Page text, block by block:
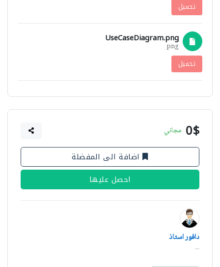
تحميل
UseCaseDiagram.png
png
تحميل
0$ مجاني
اضافة الى المفضلة
احصل عليها
دافور استاذ
...